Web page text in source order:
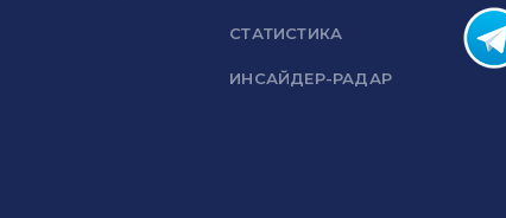
СТАТИСТИКА
ИНСАЙДЕР-РАДАР